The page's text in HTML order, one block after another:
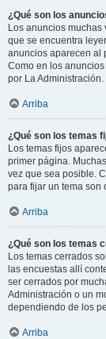
¿Qué son los
Los anuncios
que se encuentra
anuncios aparecen al
Como en los
por La Administración.
Arriba
¿Qué son los temas
Los temas fijos
primer página.
vez que sea posible.
para fijar un tema son
Arriba
¿Qué son los temas
Los temas cerrados
las encuestas allí
ser cerrados por
Administración o un
dependiendo de los
Arriba